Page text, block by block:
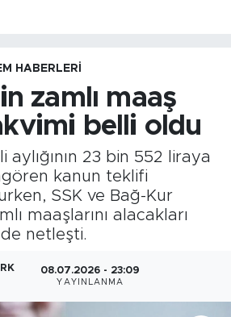
HABERLERI
zamlı maaş
belli oldu
aylığının 23 bin 552 liraya
kanun teklifi
SSK ve Bağ-Kur
maaşlarını alacakları
netleşti.
08.07.2026 - 23:09
YAYINLANMA
Durumu ve Fikstür